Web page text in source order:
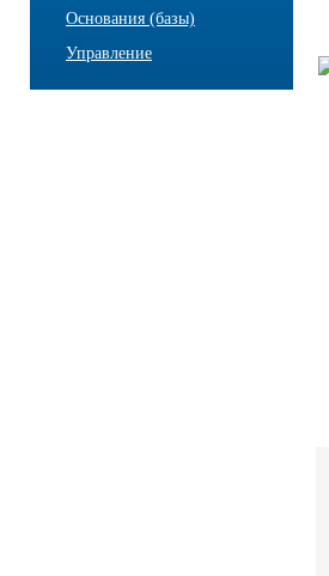
Основания (базы)
Управление